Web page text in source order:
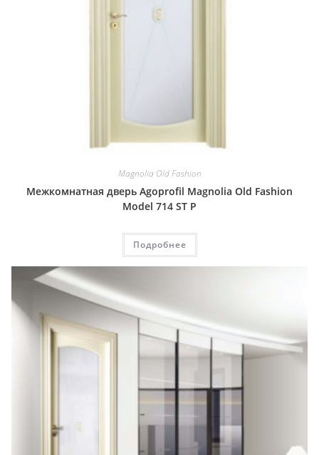
Magnolia Old Fashion
Межкомнатная дверь Agoprofil Magnolia Old Fashion
Model 714 ST P
Подробнее